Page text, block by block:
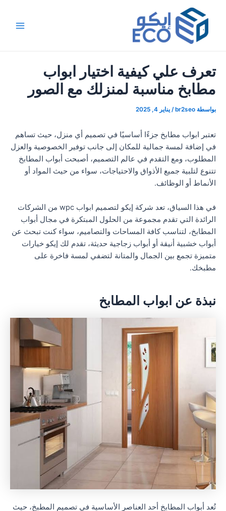
المحتوى
تعرف علي كيفية اختيار ابواب
مطابخ مناسبة لمنزلك مع الصور
بواسطة br2seo
/ يناير 4, 2025
تعتبر ابواب مطابخ جزءًا أساسيًا في تصميم أي منزل، حيث تساهم
في إضافة لمسة جمالية للمكان إلى جانب توفير الخصوصية والعزل
المطلوب، ومع التقدم في عالم التصميم، أصبحت أبواب المطابخ
تتنوع لتلبية جميع الأذواق والاحتياجات، سواء من حيث المواد أو
الأنماط أو الوظائف.
في هذا السياق، تعد شركة إيكو لتصميم ابواب wpc من الشركات
الرائدة التي تقدم مجموعة من الحلول المبتكرة في مجال أبواب
المطابخ، لتناسب كافة المساحات والتصاميم، سواء كنت تبحث عن
أبواب خشبية أنيقة أو أبواب زجاجية حديثة، تقدم لك إيكو خيارات
متميزة تجمع بين الجمال والمتانة لتضفي لمسة فاخرة على
مطبخك.
نبذة عن ابواب المطابخ
تُعد أبواب المطابخ أحد العناصر الأساسية في تصميم المطبخ، حيث
navigation